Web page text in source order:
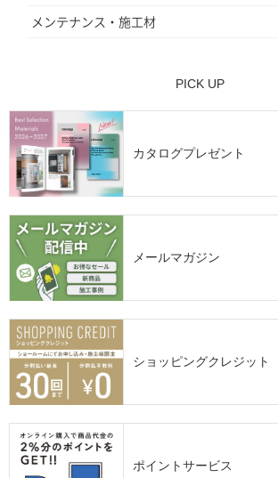
メンテナンス・施工材
PICK UP
カタログプレゼント
メールマガジン
ショッピングクレジット
ポイントサービス